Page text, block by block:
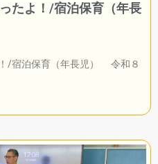
たよ！/宿泊保育（年長
/宿泊保育（年長児） 令和８